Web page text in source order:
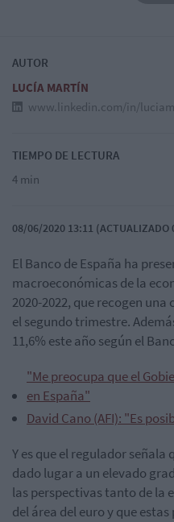
AUTOR
LUCÍA MARTÍN
www.linkedin.com/in/
TIEMPO DE LECTURA
4 min
08/06/2020 13:11
El Banco de España ha
macroeconómicas de la
2020-2022, que recogen
el segundo trimestre.
11,6% este año según el
"Me preocupa que el
en España"
David Cano (AFI): "Es
Y es que el regulador señala
dado lugar a un elevado
las perspectivas tanto de la
del área del euro y que